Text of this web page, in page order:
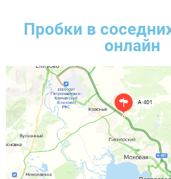
Пробки в
онлайн